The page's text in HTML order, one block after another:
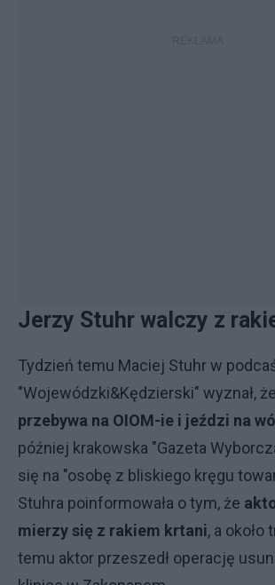
Jerzy Stuhr walczy z
Tydzień temu Maciej Stuhr w
"Wojewódzki&Kędzierski" wyznał, że
przebywa na OIOM-ie i jeździ na
później krakowska "Gazeta
się na "osobę z bliskiego kręgu
Stuhra poinformowała o tym, że
mierzy się z rakiem krtani, a około
temu aktor przeszedł operację